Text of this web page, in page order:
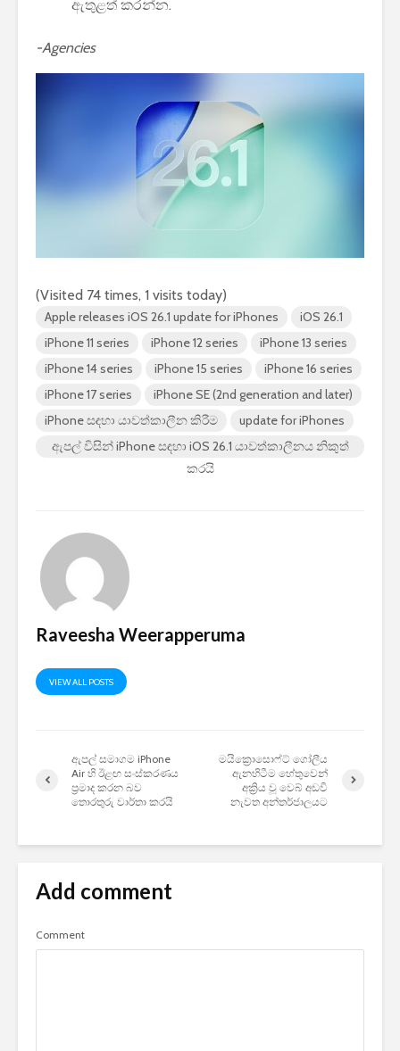
ඇතුළත් කරන්න.
-Agencies
(Visited 74 times, 1 visits today)
Apple releases iOS 26.1 update for iPhones
iOS 26.1
iPhone 11 series
iPhone 12 series
iPhone 13 series
iPhone 14 series
iPhone 15 series
iPhone 16 series
iPhone 17 series
iPhone SE (2nd generation and later)
iPhone සඳහා යාවත්කාලීන කිරීම
update for iPhones
ඇපල් විසින් iPhone සඳහා iOS 26.1 යාවත්කාලීනය නිකුත්
කරයි
Raveesha Weerapperuma
VIEW ALL POSTS
ඇපල් සමාගම iPhone
Air හි ඊළඟ සංස්කරණය
ප්‍රමාද කරන බව
තොරතුරු වාර්තා කරයි
මයික්‍රොසොෆ්ට් ගෝලීය
ඇනහිටීම හේතුවෙන්
අක්‍රිය වූ වෙබ් අඩවි
නැවත අන්තර්ජාලයට
Add comment
Comment